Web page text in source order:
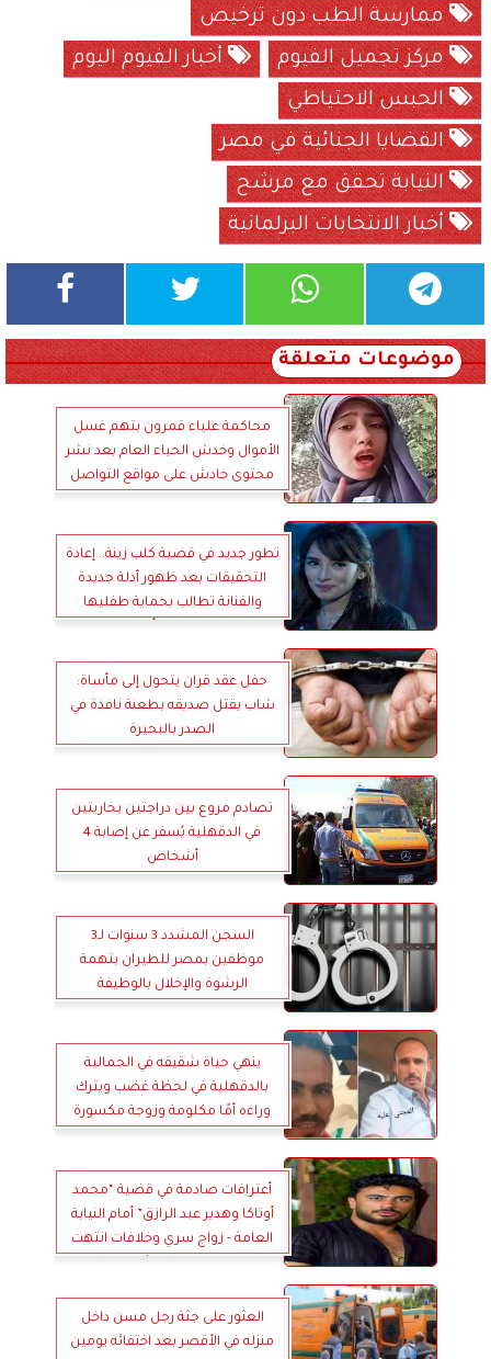
ممارسة الطب دون ترخيص
مركز تجميل الفيوم
أخبار الفيوم اليوم
الحبس الاحتياطي
القضايا الجنائية في مصر
النيابة تحقق مع مرشح
أخبار الانتخابات البرلمانية
موضوعات متعلقة
محاكمة علياء قمرون بتهم غسل
الأموال وخدش الحياء العام بعد نشر
محتوى خادش على مواقع التواصل
تطور جديد في قضية كلب زينة.. إعادة
التحقيقات بعد ظهور أدلة جديدة
والفنانة تطالب بحماية طفليها
حفل عقد قران يتحول إلى مأساة:
شاب يقتل صديقه بطعنة نافذة في
الصدر بالبحيرة
تصادم مروع بين دراجتين بخاريتين
في الدقهلية يُسفر عن إصابة 4
أشخاص
السجن المشدد 3 سنوات لـ3
موظفين بمصر للطيران بتهمة
الرشوة والإخلال بالوظيفة
ينهي حياة شقيقه في الجمالية
بالدقهلية في لحظة غضب ويترك
وراءه أمًا مكلومة وزوجة مكسورة
أعترافات صادمة في قضية “محمد
أوتاكا وهدير عبد الرازق” أمام النيابة
العامة - زواج سري وخلافات انتهت
العثور على جثة رجل مسن داخل
منزله في الأقصر بعد اختفائه يومين